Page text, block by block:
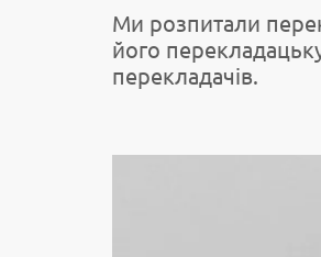
Ми розпитали
його
перекладачів.